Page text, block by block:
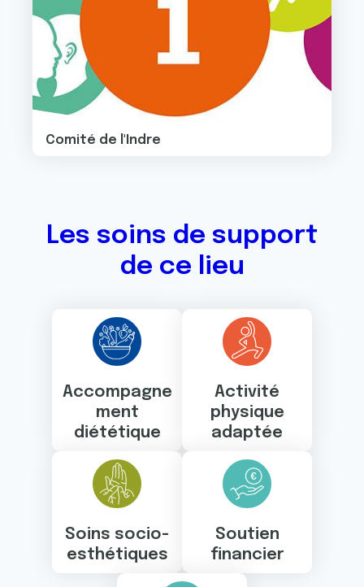
Comité de l'Indre
Les soins de support
de ce lieu
Accompagne
ment
diététique
Activité
physique
adaptée
Soins socio-
esthétiques
Soutien
financier